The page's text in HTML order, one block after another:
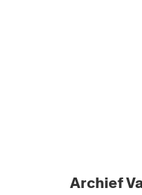
Archief